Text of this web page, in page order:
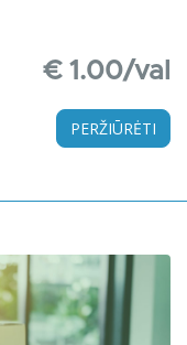
€ 1.00/val
PERŽIŪRĖTI